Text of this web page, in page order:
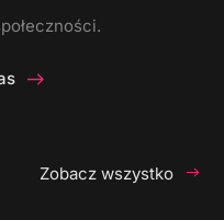
Zobacz wszystko